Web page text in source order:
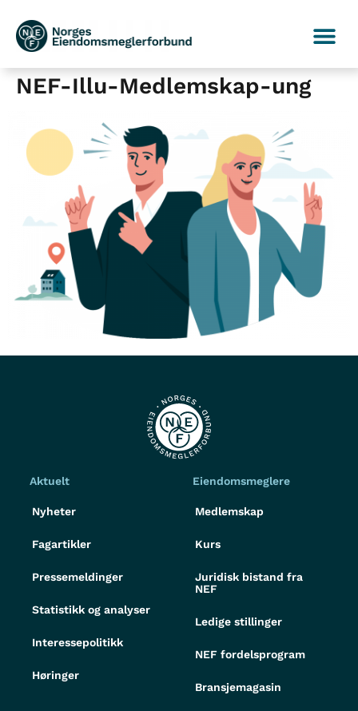
NEF-Illu-Medlemskap-ung
Aktuelt
Nyheter
Fagartikler
Pressemeldinger
Statistikk og analyser
Interessepolitikk
Høringer
Eiendomsmeglere
Medlemskap
Kurs
Juridisk bistand fra
NEF
Ledige stillinger
NEF fordelsprogram
Bransjemagasin